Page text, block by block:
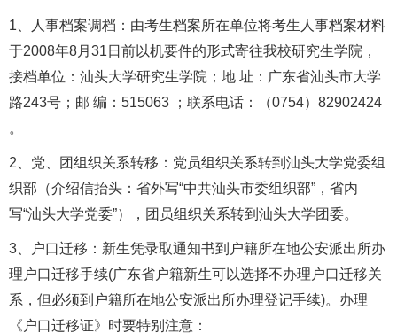
1、人事档案调档：由考生档案所在单位将考生人事档案材料
于2008年8月31日前以机要件的形式寄往我校研究生学院，
接档单位：汕头大学研究生学院；地 址：广东省汕头市大学
路243号；邮 编：515063 ；联系电话：（0754）82902424
。
2、党、团组织关系转移：党员组织关系转到汕头大学党委组
织部（介绍信抬头：省外写“中共汕头市委组织部”，省内
写“汕头大学党委”），团员组织关系转到汕头大学团委。
3、户口迁移：新生凭录取通知书到户籍所在地公安派出所办
理户口迁移手续(广东省户籍新生可以选择不办理户口迁移关
系，但必须到户籍所在地公安派出所办理登记手续)。办理
《户口迁移证》时要特别注意：